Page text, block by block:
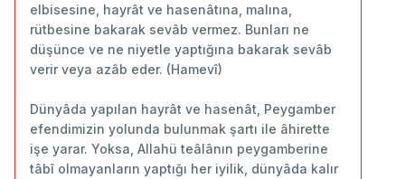
elbisesine, hayrât ve hasenâtına, malına,
rütbesine bakarak sevâb vermez. Bunları ne
düşünce ve ne niyetle yaptığına bakarak sevâb
verir veya azâb eder. (Hamevî)
Dünyâda yapılan hayrât ve hasenât, Peygamber
efendimizin yolunda bulunmak şartı ile âhirette
işe yarar. Yoksa, Allahü teâlânın peygamberine
tâbî olmayanların yaptığı her iyilik, dünyâda kalır